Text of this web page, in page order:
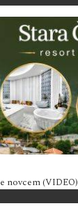
novcem (VIDEO)